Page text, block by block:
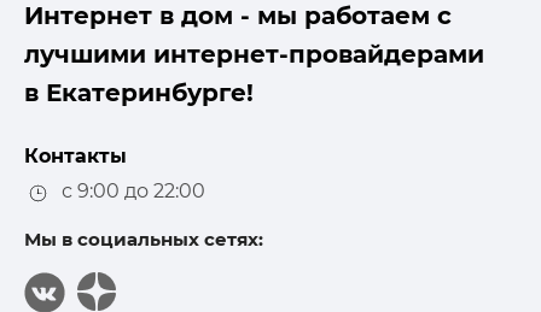
Интернет в дом - мы работаем с
лучшими интернет-провайдерами
в Екатеринбурге!
Контакты
с 9:00 до 22:00
Мы в социальных сетях: